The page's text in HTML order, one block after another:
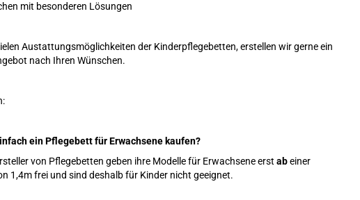
mit besonderen Lösungen
Austattungsmöglichkeiten der Kinderpflegebetten, erstellen wir gerne ein
nach Ihren Wünschen.
ein Pflegebett für Erwachsene kaufen?
von Pflegebetten geben ihre Modelle für Erwachsene erst abeiner
1,4m frei und sind deshalb für Kinder nicht geeignet.